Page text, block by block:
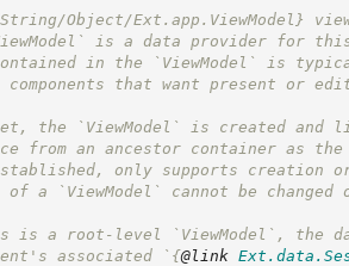
Object/Ext.app.ViewModel}
is a data provider for this
in the `ViewModel` is
that want present or
`ViewModel` is created and
an ancestor container as the
only supports creation or
cannot be changed
level `ViewModel`, the data
associated ` {@link